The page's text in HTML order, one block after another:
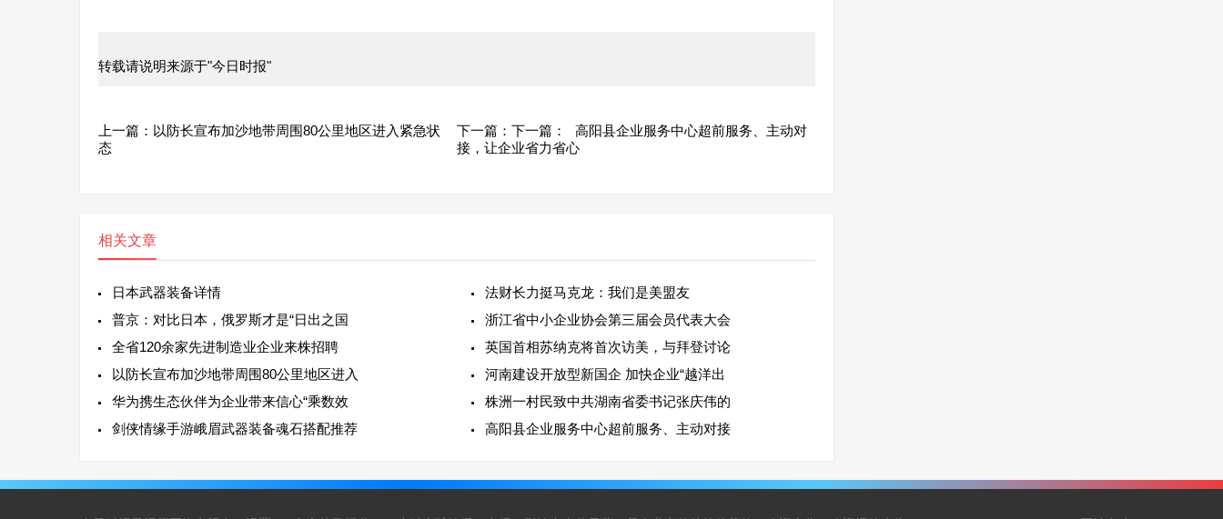
转载请说明来源于"今日时报"
上一篇： 以防长宣布加沙地带周围80公里地区进入紧急状
态
下一篇： 下一篇：
高阳县企业服务中心超前服务、主动对
接，让企业省力省心
相关文章
日本武器装备详情
法财长力挺马克龙：我们是美盟友
普京：对比日本，俄罗斯才是“日出之国
浙江省中小企业协会第三届会员代表大会
全省120余家先进制造业企业来株招聘
英国首相苏纳克将首次访美，与拜登讨论
以防长宣布加沙地带周围80公里地区进入
河南建设开放型新国企 加快企业“越洋出
华为携生态伙伴为企业带来信心“乘数效
株洲一村民致中共湖南省委书记张庆伟的
剑侠情缘手游峨眉武器装备魂石搭配推荐
高阳县企业服务中心超前服务、主动对接